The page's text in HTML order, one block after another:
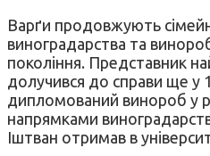
Варґи продовжують
виноградарства та
покоління. Представник
долучився до справи ще у
дипломований винороб у
напрямками
Іштван отримав в